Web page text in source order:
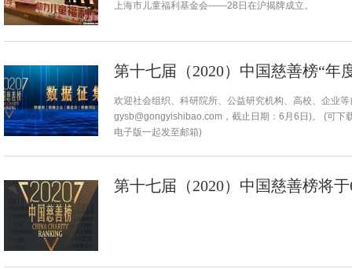
上海市儿童福利基金会——28日在沪揭牌成立。
第十七届（2020）中国慈善榜“年
欢迎社会组织、科研院所、公益研究机构、高校、企业
gysb@gongyishibao.com，截止日期：6月6日)。 (可下
电子版一起发至邮箱)
第十七届（2020）中国慈善榜将